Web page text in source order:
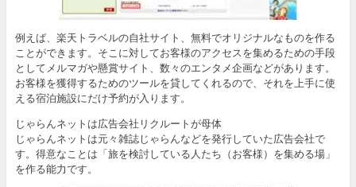
例えば、楽天トラベルの自社サイト、無料でオリジナルなものを作る
ことができます。そこに対してお客様のアクセスを集めるための手段
としてメルマガや懸賞サイト、数々のエンタメ企画などがあります。
お客様を獲得するためのツールを貸してくれるので、それを上手に使
える宿泊施設にだけ予約が入ります。
じゃらんネットは広告会社リクルートが母体
じゃらんネットは元々雑誌じゃらんなどを発行していた広告会社で
す。得意なことは「旅を検討している人たち（お客様）を集める場」
を作る能力です。